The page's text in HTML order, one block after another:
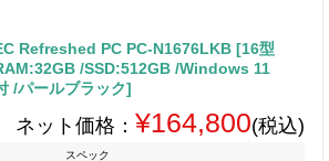
Refreshed PC PC-N1676LKB [16型
/SSD:512GB /Windows 11
/パールブラック]
ネット価格： ¥164,800(税込)
スペック